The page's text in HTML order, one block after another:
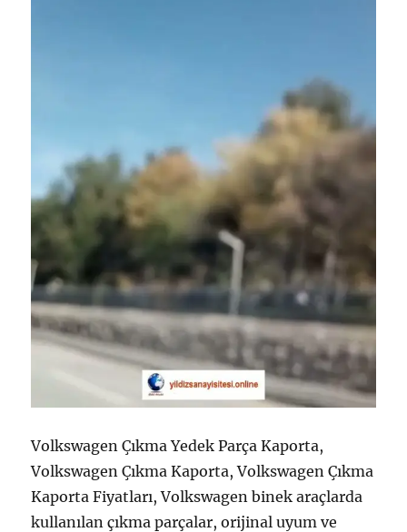
Volkswagen Çıkma Yedek Parça Kaporta,
Volkswagen Çıkma Kaporta, Volkswagen Çıkma
Kaporta Fiyatları, Volkswagen binek araçlarda
kullanılan çıkma parçalar, orijinal uyum ve